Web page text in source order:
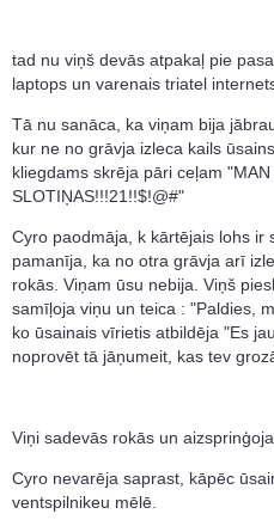
tad nu viņš devās atpakaļ pie
laptops un varenais triatel
Tā nu sanāca, ka viņam bija
kur ne no grāvja izleca kails
kliegdams skrēja pāri ceļam "MAN
SLOTIŅAS!!!21!!$!@#"
Cyro paodmāja, k kārtējais lohs ir
pamanīja, ka no otra grāvja arī
rokās. Viņam ūsu nebija. Viņš
samīļoja viņu un teica : "Paldies,
ko ūsainais vīrietis atbildēja "Es
noprovēt tā jāņumeit, kas tev
Viņi sadevās rokās un
Cyro nevarēja saprast, kāpēc
ventspilnikeu mēlē.